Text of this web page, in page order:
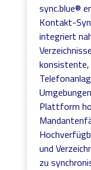
sync.blue®
Kontakt-
integriert
Plattform
und
zu